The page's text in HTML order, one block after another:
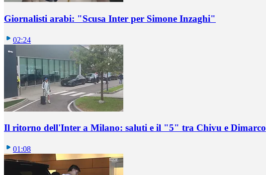
Giornalisti arabi: "Scusa Inter per Simone Inzaghi"
02:24
Il ritorno dell'Inter a Milano: saluti e il "5" tra Chivu e Dimarco
01:08